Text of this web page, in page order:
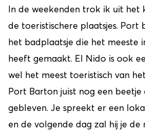
In de weekenden trok ik uit het
de toeristischere plaatsjes. Port
het badplaatsje die het meeste
heeft gemaakt. El Nido is ook
wel het meest toeristisch van
Port Barton juist nog een beetje
gebleven. Je spreekt er een
en de volgende dag zal hij je de